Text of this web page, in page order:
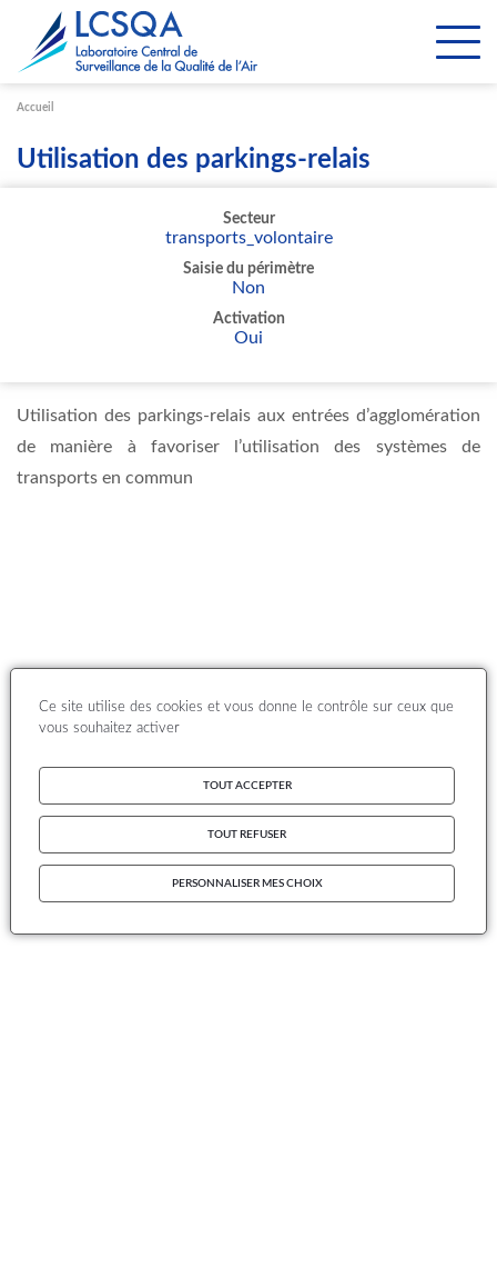
Accueil
Utilisation des parkings-relais
Secteur
transports_volontaire
Saisie du périmètre
Non
Activation
Oui
Utilisation des parkings-relais aux entrées d’agglomération
de manière à favoriser l’utilisation des systèmes de
transports en commun
Paramétrer les cookies
Ce site utilise des cookies et vous donne le contrôle sur ceux que
vous souhaitez activer
TOUT ACCEPTER
TOUT REFUSER
PERSONNALISER MES CHOIX